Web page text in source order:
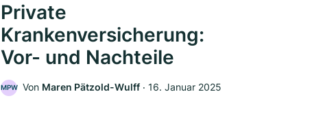
Private
Krankenversicherung:
Vor- und Nachteile
MPW Von Maren Pätzold-Wulff ‧ 16. Januar 2025